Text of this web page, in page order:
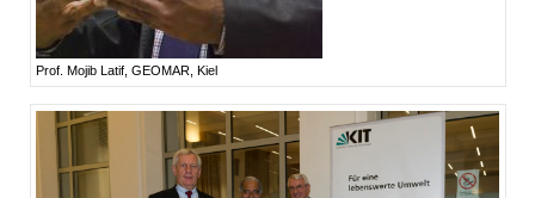
Prof. Mojib Latif, GEOMAR, Kiel